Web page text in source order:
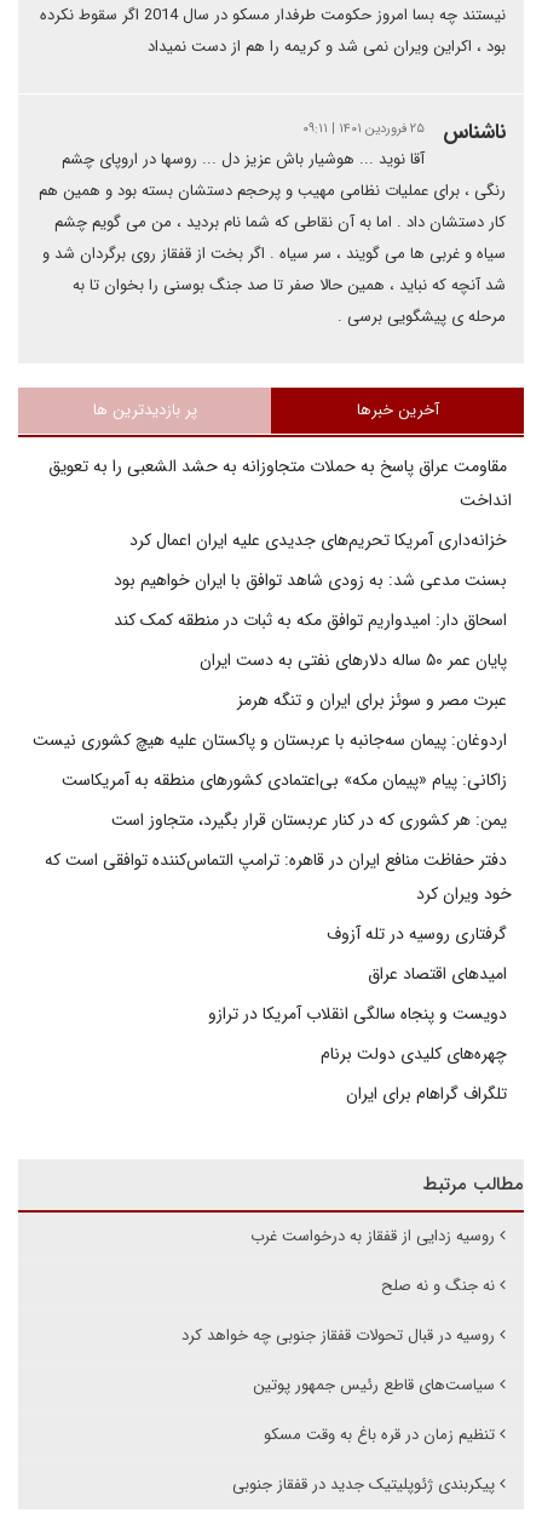
نیستند چه بسا امروز حکومت طرفدار مسکو در سال 2014 اگر سقوط نکرده
بود ، اکراین ویران نمی شد و کریمه را هم از دست نمیداد
ناشناس ۲۵ فروردین ۱۴۰۱ | ۰۹:۱۱
آقا نوید ... هوشیار باش عزیز دل ... روسها در اروپای چشم
رنگی ، برای عملیات نظامی مهیب و پرحجم دستشان بسته بود و همین هم‌
کار دستشان داد . اما به آن نقاطی که شما نام بردید ، من می گویم چشم
سیاه و غربی ها می گویند ، سر سیاه . اگر بخت از قفقاز روی برگردان شد و
شد آنچه که نباید ، همین حالا صفر تا صد جنگ بوسنی را بخوان تا به
مرحله ی پیشگویی برسی .
آخرین خبرها پر بازدیدترین ها
مقاومت عراق پاسخ به حملات متجاوزانه به حشد الشعبی را به تعویق
انداخت
خزانه‌داری آمریکا تحریم‌های جدیدی علیه ایران اعمال کرد
بسنت مدعی شد: به زودی شاهد توافق با ایران خواهیم بود
اسحاق دار: امیدواریم توافق مکه به ثبات در منطقه کمک کند
پایان عمر ۵۰ ساله دلارهای نفتی به دست ایران
عبرت مصر و سوئز برای ایران و تنگه هرمز
اردوغان: پیمان سه‌جانبه با عربستان و پاکستان علیه هیچ کشوری نیست
زاکانی: پیام «پیمان مکه» بی‌اعتمادی کشورهای منطقه به آمریکاست
یمن: هر کشوری که در کنار عربستان قرار بگیرد، متجاوز است
دفتر حفاظت منافع ایران در قاهره: ترامپ التماس‌کننده توافقی است که
خود ویران کرد
گرفتاری روسیه در تله آزوف
امیدهای اقتصاد عراق
دویست و پنجاه سالگی انقلاب آمریکا در ترازو
چهره‌های کلیدی دولت برنام
تلگراف گراهام برای ایران
مطالب مرتبط
روسیه زدایی از قفقاز به درخواست غرب
نه جنگ و نه صلح
روسیه در قبال تحولات قفقاز جنوبی چه خواهد کرد
سیاست‌های قاطع رئیس جمهور پوتین
تنظیم زمان در قره باغ به وقت مسکو
پیکربندی ژئوپلیتیک جدید در قفقاز جنوبی